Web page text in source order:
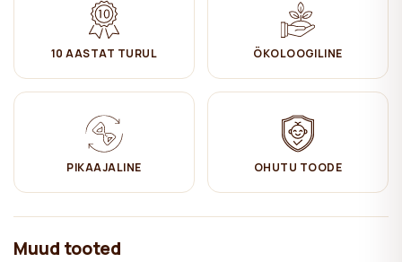
✔ Triikimine keskmisel kuumusel
✔ Kuivatamiseks panna rippuma
✔ Mitte keemiliselt puhastada
10 AASTAT TURUL ÖKOLOOGILINE
PIKAAJALINE OHUTU TOODE
Muud tooted